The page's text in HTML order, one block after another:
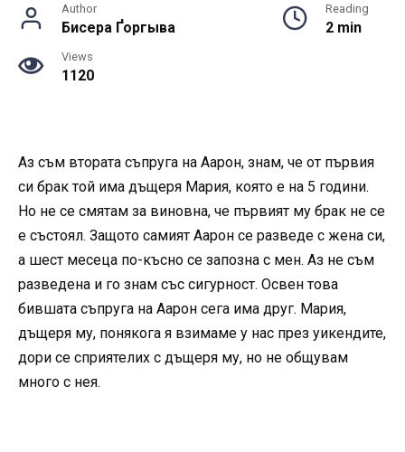
Author
Бисера Ґоргыва
Reading
2 min
Views
1120
Аз съм втората съпруга на Аарон, знам, че от първия
си брак той има дъщеря Мария, която е на 5 години.
Но не се смятам за виновна, че първият му брак не се
е състоял. Защото самият Аарон се разведе с жена си,
а шест месеца по-късно се запозна с мен. Аз не съм
разведена и го знам със сигурност. Освен това
бившата съпруга на Аарон сега има друг. Мария,
дъщеря му, понякога я взимаме у нас през уикендите,
дори се сприятелих с дъщеря му, но не общувам
много с нея.